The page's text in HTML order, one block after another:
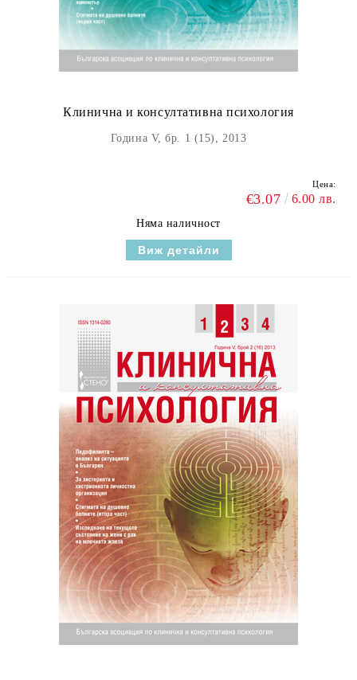
Клинична и консултативна психология
Година V, бр. 1 (15), 2013
Цена:
€3.07 6.00 лв.
Няма наличност
Виж детайли